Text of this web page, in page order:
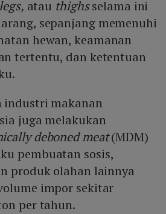
atau thighsselama ini
sepanjang memenuhi
hewan, keamanan
tertentu, dan ketentuan
makanan
juga melakukan
deboned meat(MDM)
pembuatan sosis,
produk olahan lainnya
impor sekitar
per tahun.